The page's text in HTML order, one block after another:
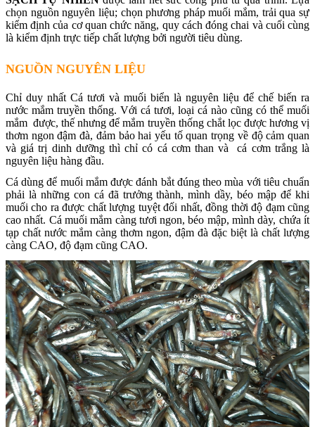
chọn nguồn nguyên liệu; chọn phương pháp muối mắm, trải qua sự
kiểm định của cơ quan chức năng, quy cách đóng chai và cuối cùng
là kiểm định trực tiếp chất lượng bởi người tiêu dùng.
NGUỒN NGUYÊN LIỆU
Chỉ duy nhất Cá tươi và muối biển là nguyên liệu để chế biến ra
nước mắm truyền thống. Với cá tươi, loại cá nào cũng có thể muối
mắm được, thế nhưng để mắm truyền thống chắt lọc được hương vị
thơm ngon đậm đà, đảm bảo hai yếu tố quan trọng về độ cảm quan
và giá trị dinh dưỡng thì chỉ có cá cơm than và cá cơm trắng là
nguyên liệu hàng đầu.
Cá dùng để muối mắm được đánh bắt đúng theo mùa với tiêu chuẩn
phải là những con cá đã trưởng thành, mình dầy, béo mập để khi
muối cho ra được chất lượng tuyệt đối nhất, đồng thời độ đạm cũng
cao nhất. Cá muối mắm càng tươi ngon, béo mập, mình dày, chứa ít
tạp chất nước mắm càng thơm ngon, đậm đà đặc biệt là chất lượng
càng CAO, độ đạm cũng CAO.